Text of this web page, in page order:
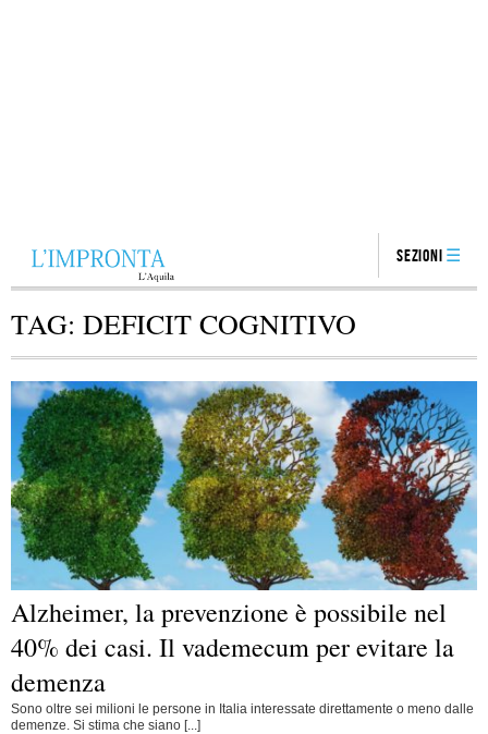
Sezioni
TAG: DEFICIT COGNITIVO
Alzheimer, la prevenzione è possibile nel
40% dei casi. Il vademecum per evitare la
demenza
Sono oltre sei milioni le persone in Italia interessate direttamente o meno dalle
demenze. Si stima che siano [...]